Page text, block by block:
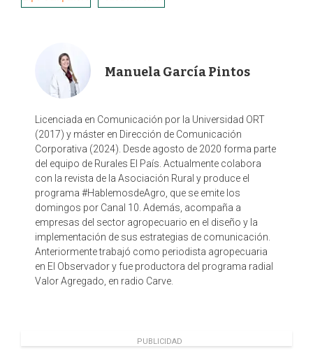
b
e
t
Manuela García Pintos
Licenciada en Comunicación por la Universidad ORT
(2017) y máster en Dirección de Comunicación
Corporativa (2024). Desde agosto de 2020 forma parte
del equipo de Rurales El País. Actualmente colabora
con la revista de la Asociación Rural y produce el
programa #HablemosdeAgro, que se emite los
domingos por Canal 10. Además, acompaña a
empresas del sector agropecuario en el diseño y la
implementación de sus estrategias de comunicación.
Anteriormente trabajó como periodista agropecuaria
en El Observador y fue productora del programa radial
Valor Agregado, en radio Carve.
PUBLICIDAD